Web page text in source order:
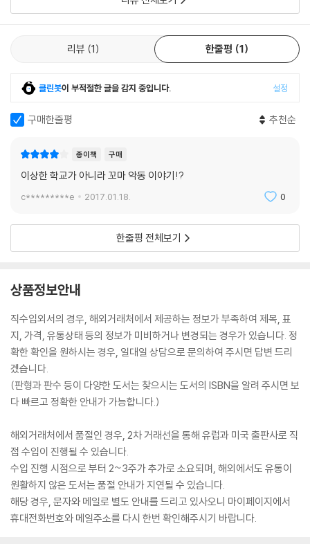
리뷰 1 한줄평 1
클린봇이 부적절한 글을 감지 중입니다. 설정
구매한줄평 추천순
종이책 구매
이상한 학교가 아니라 꼬마 악동 이야기!?
c*********e 2017.01.18. 0
한줄평 전체보기
상품정보안내
직수입외서의 경우, 해외거래처에서 제공하는 정보가 부족하여 제목, 표
지, 가격, 유통상태 등의 정보가 미비하거나 변경되는 경우가 있습니다. 정
확한 확인을 원하시는 경우, 일대일 상담으로 문의하여 주시면 답변 드리
겠습니다.
(판형과 판수 등이 다양한 도서는 찾으시는 도서의 ISBN을 알려 주시면 보
다 빠르고 정확한 안내가 가능합니다.)
해외거래처에서 품절인 경우, 2차 거래선을 통해 유럽과 미국 출판사로 직
접 수입이 진행될 수 있습니다.
수입 진행 시점으로 부터 2~3주가 추가로 소요되며, 해외에서도 유통이
원활하지 않은 도서는 품절 안내가 지연될 수 있습니다.
해당 경우, 문자와 메일로 별도 안내를 드리고 있사오니 마이페이지에서
휴대전화번호와 메일주소를 다시 한번 확인해주시기 바랍니다.